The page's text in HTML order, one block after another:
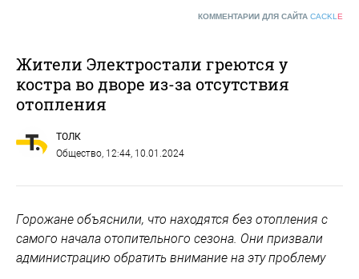
КОММЕНТАРИИ ДЛЯ САЙТА CACKL E
Жители Электростали греются у
костра во дворе из-за отсутствия
отопления
ТОЛК
Общество, 12:44, 10.01.2024
Горожане объяснили, что находятся без отопления с
самого начала отопительного сезона. Они призвали
администрацию обратить внимание на эту проблему